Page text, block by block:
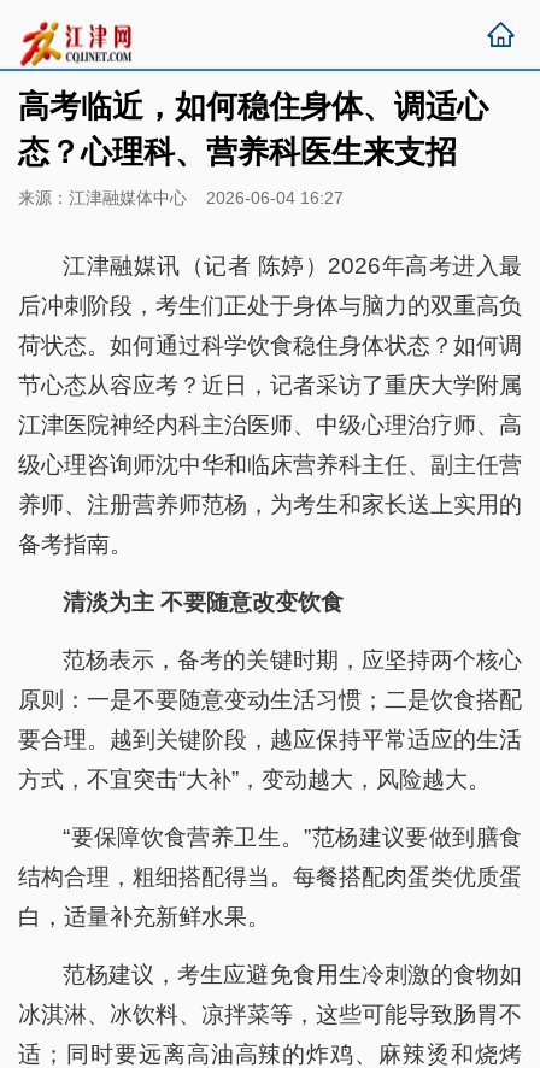
高考临近，如何稳住身体、调适心
态？心理科、营养科医生来支招
来源：江津融媒体中心 2026-06-04 16:27
江津融媒讯（记者 陈婷）2026年高考进入最
后冲刺阶段，考生们正处于身体与脑力的双重高负
荷状态。如何通过科学饮食稳住身体状态？如何调
节心态从容应考？近日，记者采访了重庆大学附属
江津医院神经内科主治医师、中级心理治疗师、高
级心理咨询师沈中华和临床营养科主任、副主任营
养师、注册营养师范杨，为考生和家长送上实用的
备考指南。
清淡为主 不要随意改变饮食
范杨表示，备考的关键时期，应坚持两个核心
原则：一是不要随意变动生活习惯；二是饮食搭配
要合理。越到关键阶段，越应保持平常适应的生活
方式，不宜突击“大补”，变动越大，风险越大。
“要保障饮食营养卫生。”范杨建议要做到膳食
结构合理，粗细搭配得当。每餐搭配肉蛋类优质蛋
白，适量补充新鲜水果。
范杨建议，考生应避免食用生冷刺激的食物如
冰淇淋、冰饮料、凉拌菜等，这些可能导致肠胃不
适；同时要远离高油高辣的炸鸡、麻辣烫和烧烤